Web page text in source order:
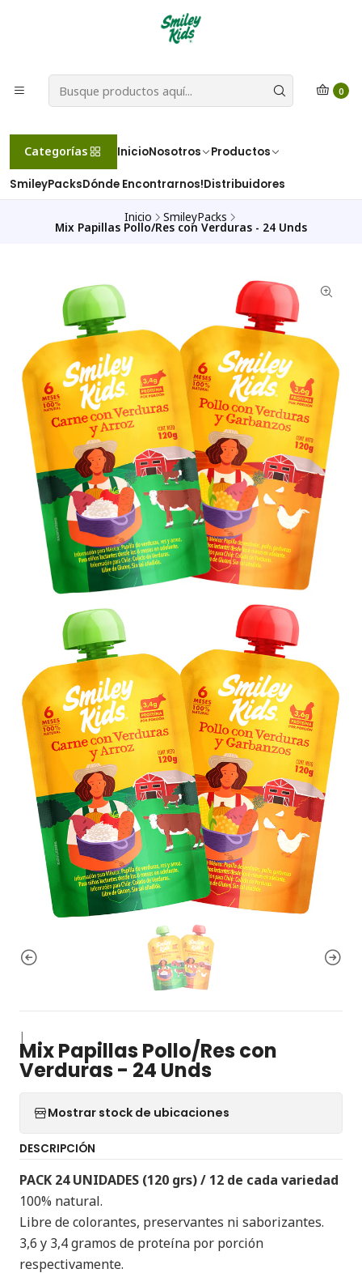
0
Categorías InicioNosotros Productos
SmileyPacksDónde Encontrarnos!Distribuidores
Inicio SmileyPacks
Mix Papillas Pollo/Res con Verduras - 24 Unds
|
Mix Papillas Pollo/Res con
Verduras - 24 Unds
Mostrar stock de ubicaciones
DESCRIPCIÓN
PACK 24 UNIDADES (120 grs) / 12 de cada variedad
100% natural.
Libre de colorantes, preservantes ni saborizantes.
3,6 y 3,4 gramos de proteína por porción
respectivamente.